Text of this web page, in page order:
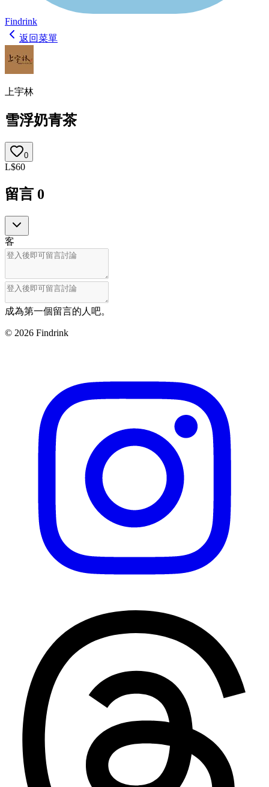
Findrink
返回菜單
上宇林
雪浮奶青茶
0
L$60
留言 0
客
成為第一個留言的人吧。
© 2026 Findrink